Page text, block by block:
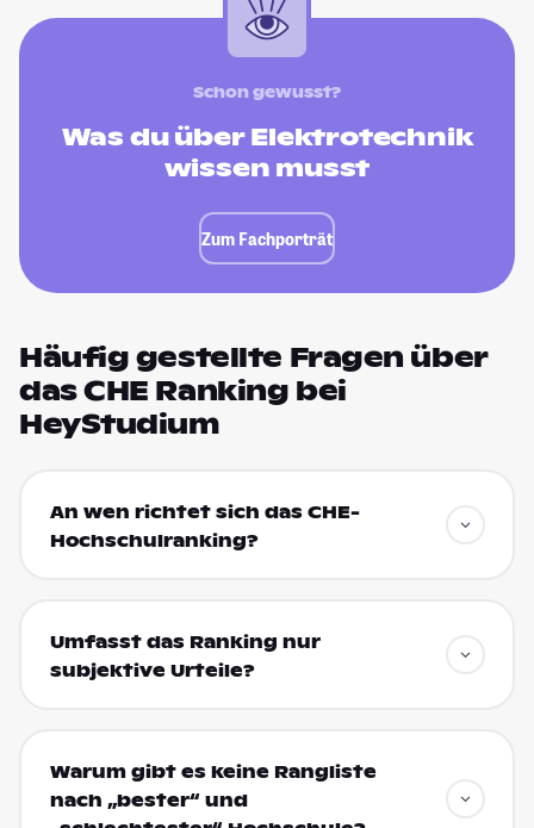
Schon gewusst?
Was du über Elektrotechnik
wissen musst
Zum Fachporträt
Häufig gestellte Fragen über
das CHE Ranking bei
HeyStudium
An wen richtet sich das CHE-
Hochschulranking?
Umfasst das Ranking nur
subjektive Urteile?
Warum gibt es keine Rangliste
nach „bester“ und